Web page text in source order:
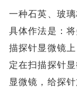
一种石英、玻
具体作法是：
描探针显微镜
定在扫描探针
显微镜，给探